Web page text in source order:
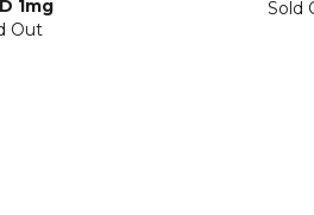
1mg
Out
Sold